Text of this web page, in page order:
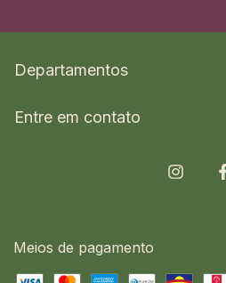
Departamentos
Entre em contato
Meios de pagamento